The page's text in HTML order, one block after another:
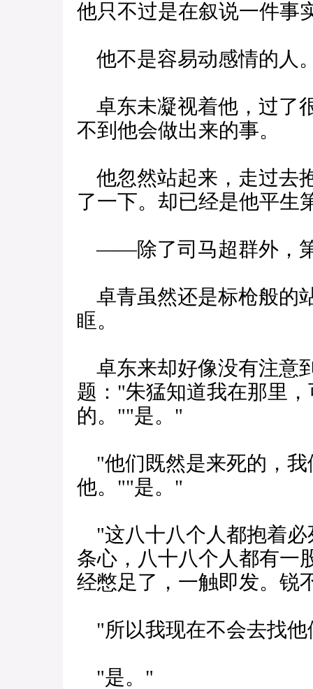
他只不过是在叙说一件事
他不是容易动感情的人
卓东未凝视着他，过了
不到他会做出来的事。
他忽然站起来，走过去
了一下。却已经是他平生
——除了司马超群外，
卓青虽然还是标枪般的
眶。
卓东来却好像没有注意
题："朱猛知道我在那里
的。""是。"
"他们既然是来死的，我
他。""是。"
"这八十八个人都抱着必
条心，八十八个人都有一
经憋足了，一触即发。锐
"所以我现在不会去找他
"是。"